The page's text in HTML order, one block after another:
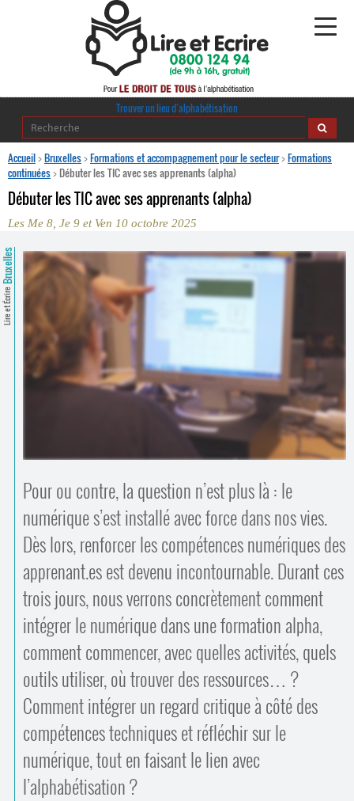
Alphabétisation
Regards croisés
Publications
Ressources pédagogiques
Comprendre et parler
Bienvenue en Belgique
Trouver un lieu d’alphabétisation
Trouver un lieu d’alphabétisation
Accueil>Bruxelles>Formations et accompagnement pour le secteur>Formations
continuées>Débuter les TIC avec ses apprenants (alpha)
Débuter les TIC avec ses apprenants (alpha)
Les Me 8, Je 9 et Ven 10 octobre 2025
Lire et Écrire
Bruxelles
Pour ou contre, la question n’est plus là : le
numérique s’est installé avec force dans nos vies.
Dès lors, renforcer les compétences numériques des
apprenant.es est devenu incontournable. Durant ces
trois jours, nous verrons concrètement comment
intégrer le numérique dans une formation alpha,
comment commencer, avec quelles activités, quels
outils utiliser, où trouver des ressources… ?
Comment intégrer un regard critique à côté des
compétences techniques et réfléchir sur le
numérique, tout en faisant le lien avec
l’alphabétisation ?